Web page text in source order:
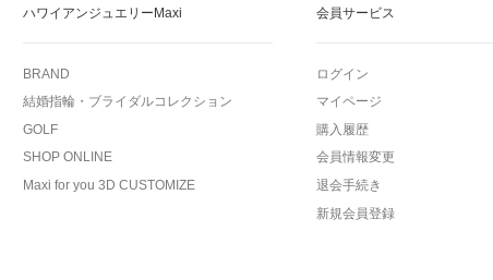
ハワイアンジュエリーMaxi
BRAND
結婚指輪・ブライダルコレクション
GOLF
SHOP ONLINE
Maxi for you 3D CUSTOMIZE
会員サービス
ログイン
マイページ
購入履歴
会員情報変更
退会手続き
新規会員登録